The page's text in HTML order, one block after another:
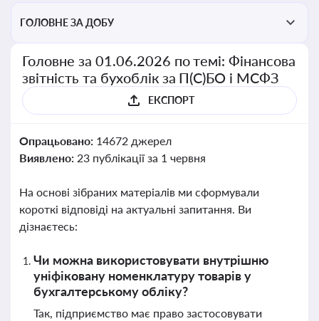
ГОЛОВНЕ ЗА ДОБУ
Головне за 01.06.2026 по темі: Фінансова
звітність та бухоблік за П(С)БО і МСФЗ
ЕКСПОРТ
Опрацьовано: 14672 джерел
Виявлено: 23 публікації за 1 червня
На основі зібраних матеріалів ми сформували
короткі відповіді на актуальні запитання. Ви
дізнаєтесь:
Чи можна використовувати внутрішню
уніфіковану номенклатуру товарів у
бухгалтерському обліку?
Так, підприємство має право застосовувати